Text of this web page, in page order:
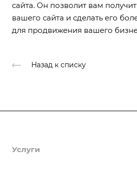
сайта. Он позволит вам
вашего сайта и сделать его
для продвижения вашего
Назад к списку
Услуги